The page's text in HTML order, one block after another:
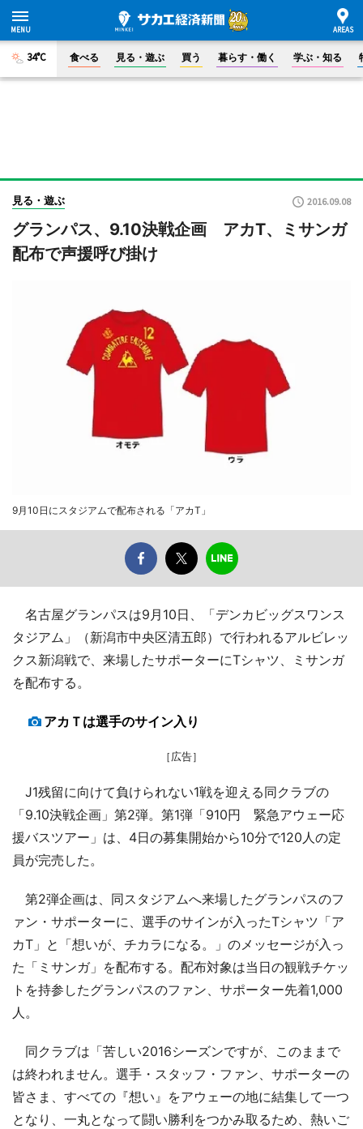
34°C 食べる 見る・遊ぶ 買う 暮らす・働く 学ぶ・知る
見る・遊ぶ 2016.09.08
グランパス、9.10決戦企画 アカT、ミサンガ
配布で声援呼び掛け
9月10日にスタジアムで配布される「アカT」
名古屋グランパスは9月10日、「デンカビッグスワンス
タジアム」（新潟市中央区清五郎）で行われるアルビレッ
クス新潟戦で、来場したサポーターにTシャツ、ミサンガ
を配布する。
アカＴは選手のサイン入り
［広告］
J1残留に向けて負けられない1戦を迎える同クラブの
「9.10決戦企画」第2弾。第1弾「910円 緊急アウェー応
援バスツアー」は、4日の募集開始から10分で120人の定
員が完売した。
第2弾企画は、同スタジアムへ来場したグランパスのフ
ァン・サポーターに、選手のサインが入ったTシャツ「ア
カT」と「想いが、チカラになる。」のメッセージが入っ
た「ミサンガ」を配布する。配布対象は当日の観戦チケッ
トを持参したグランパスのファン、サポーター先着1,000
人。
同クラブは「苦しい2016シーズンですが、このままで
は終われません。選手・スタッフ・ファン、サポーターの
皆さま、すべての『想い』をアウェーの地に結集して一つ
となり、一丸となって闘い勝利をつかみ取るため、熱いご